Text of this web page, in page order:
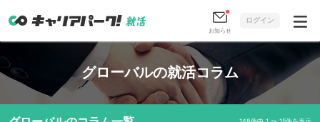
お知らせ
ログイン
グローバルの就活コラム